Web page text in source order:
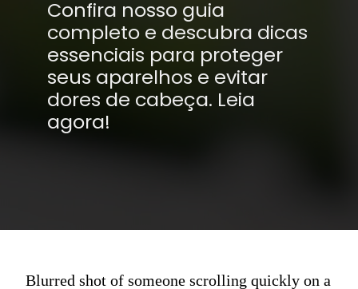
Confira nosso guia
completo e descubra dicas
essenciais para proteger
seus aparelhos e evitar
dores de cabeça. Leia
agora!
Blurred shot of someone scrolling quickly on a